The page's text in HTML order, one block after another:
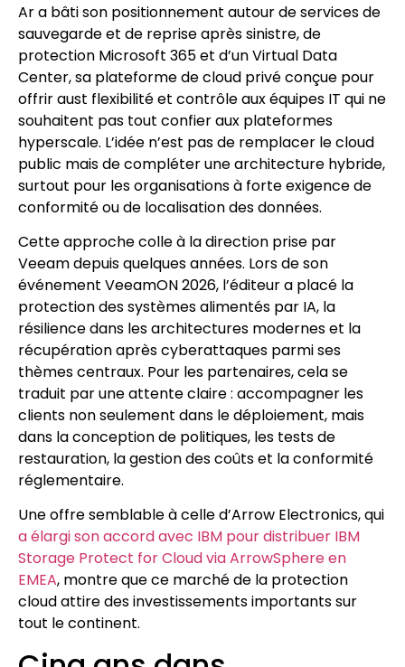
Ar a bâti son positionnement autour de services de
sauvegarde et de reprise après sinistre, de
protection Microsoft 365 et d’un Virtual Data
Center, sa plateforme de cloud privé conçue pour
offrir aust flexibilité et contrôle aux équipes IT qui ne
souhaitent pas tout confier aux plateformes
hyperscale. L’idée n’est pas de remplacer le cloud
public mais de compléter une architecture hybride,
surtout pour les organisations à forte exigence de
conformité ou de localisation des données.
Cette approche colle à la direction prise par
Veeam depuis quelques années. Lors de son
événement VeeamON 2026, l’éditeur a placé la
protection des systèmes alimentés par IA, la
résilience dans les architectures modernes et la
récupération après cyberattaques parmi ses
thèmes centraux. Pour les partenaires, cela se
traduit par une attente claire : accompagner les
clients non seulement dans le déploiement, mais
dans la conception de politiques, les tests de
restauration, la gestion des coûts et la conformité
réglementaire.
Une offre semblable à celle d’Arrow Electronics, qui
a élargi son accord avec IBM pour distribuer IBM
Storage Protect for Cloud via ArrowSphere en
EMEA, montre que ce marché de la protection
cloud attire des investissements importants sur
tout le continent.